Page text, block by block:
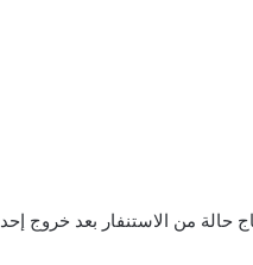
من الاستنفار بعد خروج